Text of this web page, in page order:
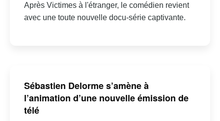
Après Victimes à l'étranger, le comédien revient
avec une toute nouvelle docu-série captivante.
Sébastien Delorme s’amène à
l’animation d’une nouvelle émission de
télé